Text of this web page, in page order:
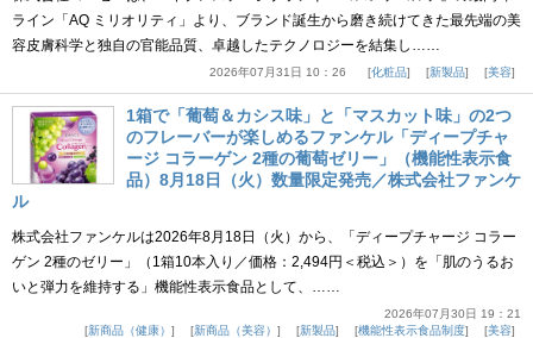
ライン「AQ ミリオリティ」より、ブランド誕生から磨き続けてきた最先端の美
容皮膚科学と独自の官能品質、卓越したテクノロジーを結集し……
2026年07月31日 10：26 化粧品 新製品 美容
1箱で「葡萄＆カシス味」と「マスカット味」の2つ
のフレーバーが楽しめるファンケル「ディープチャ
ージ コラーゲン 2種の葡萄ゼリー」（機能性表示食
品）8月18日（火）数量限定発売／株式会社ファンケ
ル
株式会社ファンケルは2026年8月18日（火）から、「ディープチャージ コラー
ゲン 2種のゼリー」（1箱10本入り／価格：2,494円＜税込＞）を「肌のうるお
いと弾力を維持する」機能性表示食品として、……
2026年07月30日 19：21
新商品（健康）
新商品（美容） 新製品 機能性表示食品制度 美容